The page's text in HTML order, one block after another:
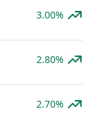
3.00%
2.80%
2.70%